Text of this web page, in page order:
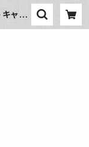
ャリ